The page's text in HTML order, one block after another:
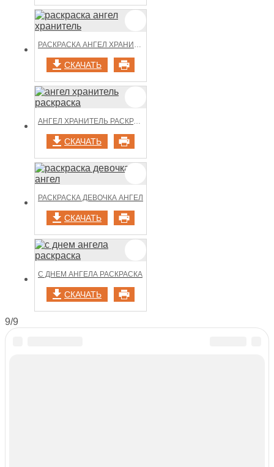
РАСКРАСКА АНГЕЛ ХРАНИТЕЛЬ
СКАЧАТЬ
АНГЕЛ ХРАНИТЕЛЬ РАСКРАСКА
СКАЧАТЬ
РАСКРАСКА ДЕВОЧКА АНГЕЛ
СКАЧАТЬ
С ДНЕМ АНГЕЛА РАСКРАСКА
СКАЧАТЬ
9/9